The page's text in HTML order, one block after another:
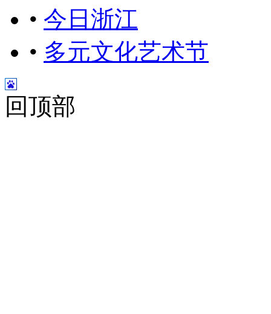
• 今日浙江
• 多元文化艺术节
回顶部